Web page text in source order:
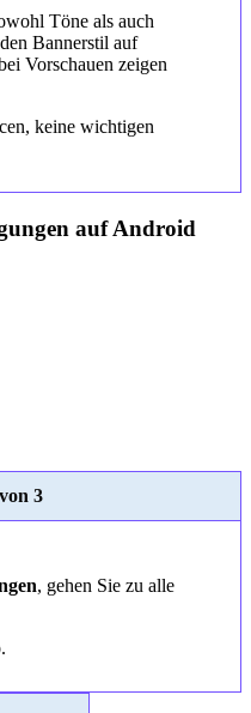
Töne als auch
Bannerstil auf
Vorschauen zeigen
keine wichtigen
auf Android
3
, gehen Sie zu alle